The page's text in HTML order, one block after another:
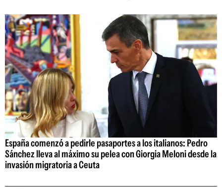
España comenzó a pedirle pasaportes a los italianos: Pedro
Sánchez lleva al máximo su pelea con Giorgia Meloni desde la
invasión migratoria a Ceuta